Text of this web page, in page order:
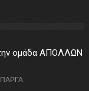
ομάδα ΑΠΟΛΛΩΝ